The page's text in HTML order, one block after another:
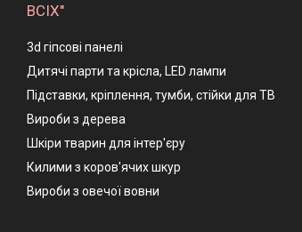
ВСІХ"
3d гіпсові панелі
Дитячі парти та крісла, LED лампи
Підставки, кріплення, тумби, стійки для ТВ
Вироби з дерева
Шкіри тварин для інтер'єру
Килими з коров'ячих шкур
Вироби з овечої вовни